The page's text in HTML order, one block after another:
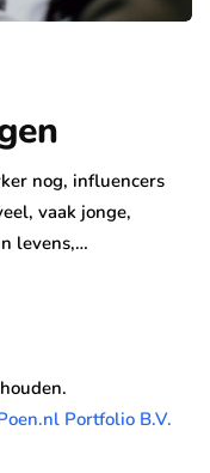
nog, influencers
vaak jonge,
levens,…
Portfolio B.V.